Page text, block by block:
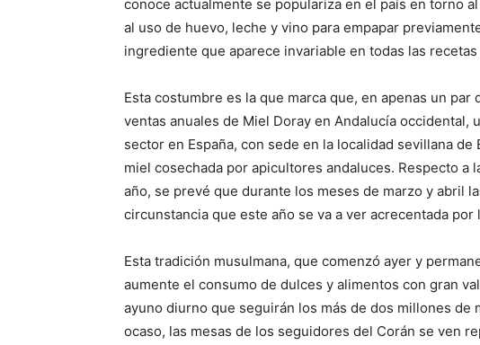
conoce actualmente se populariza en el país en torno
al uso de huevo, leche y vino para empapar
ingrediente que aparece invariable en todas las recetas
Esta costumbre es la que marca que, en apenas un
ventas anuales de Miel Doray en Andalucía occidental,
sector en España, con sede en la localidad sevillana
miel cosechada por apicultores andaluces. Respecto a
año, se prevé que durante los meses de marzo y abril
circunstancia que este año se va a ver acrecentada por
Esta tradición musulmana, que comenzó ayer y
aumente el consumo de dulces y alimentos con gran
ayuno diurno que seguirán los más de dos millones de
ocaso, las mesas de los seguidores del Corán se ven